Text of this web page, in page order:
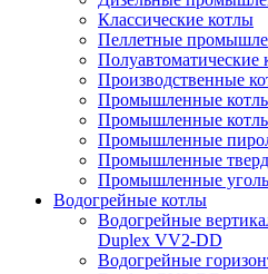
Классические котлы
Пеллетные
Полуавтоматические
Производственные
Промышленные котлы
Промышленные
Промышленные
Промышленные
Промышленные
Водогрейные котлы
Водогрейные
Duplex VV2-DD
Водогрейные